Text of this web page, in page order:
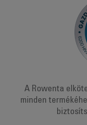
A Rowenta
minden